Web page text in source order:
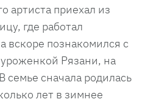
артиста приехал из
где работал
вскоре познакомился с
Рязани, на
сначала родилась
лет в зимнее